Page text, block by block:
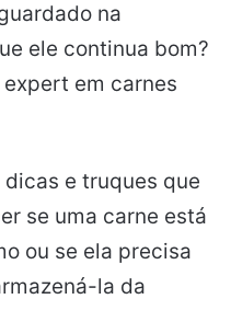
na
ele continua bom?
em carnes
e truques que
se uma carne está
ou se ela precisa
la da